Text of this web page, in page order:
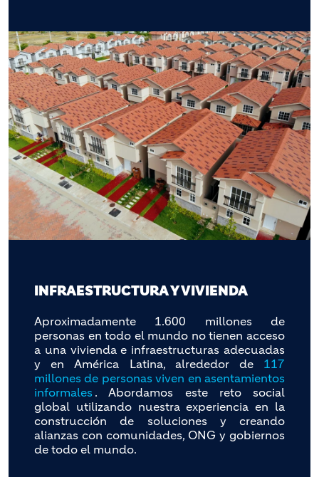
INFRAESTRUCTURA Y VIVIENDA
Aproximadamente 1.600 millones de
personas en todo el mundo no tienen acceso
a una vivienda e infraestructuras adecuadas
y en América Latina, alrededor de 117
millones de personas viven en asentamientos
informales . Abordamos este reto social
global utilizando nuestra experiencia en la
construcción de soluciones y creando
alianzas con comunidades, ONG y gobiernos
de todo el mundo.